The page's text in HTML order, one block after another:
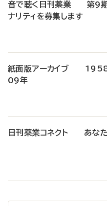
音で聴く日刊薬業 第9期
ナリティを募集します
紙面版アーカイブ
09年
日刊薬業コネクト あなた